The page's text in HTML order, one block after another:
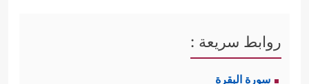
روابط سريعة :
سورة البقرة